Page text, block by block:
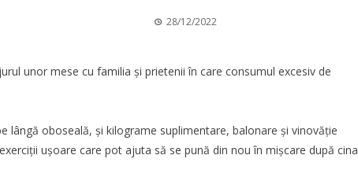
28/12/2022
unor mese cu familia și prietenii în care consumul excesiv de
lângă oboseală, și kilograme suplimentare, balonare și vinovăție
ușoare care pot ajuta să se pună din nou în mișcare după cina